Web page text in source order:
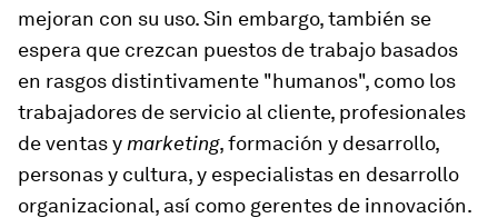
mejoran con su uso. Sin embargo, también se
espera que crezcan puestos de trabajo basados
en rasgos distintivamente "humanos", como los
trabajadores de servicio al cliente, profesionales
de ventas y marketing, formación y desarrollo,
personas y cultura, y especialistas en desarrollo
organizacional, así como gerentes de innovación.